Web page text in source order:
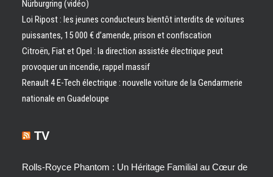
Nürburgring (vidéo)
Loi Ripost : les jeunes conducteurs bientôt interdits de voitures
puissantes, 15 000 € d’amende, prison et confiscation
Citroën, Fiat et Opel : la direction assistée électrique peut
provoquer un incendie, rappel massif
Renault 4 E-Tech électrique : nouvelle voiture de la Gendarmerie
nationale en Guadeloupe
TV
Rolls-Royce Phantom : Un Héritage Familial au Cœur de